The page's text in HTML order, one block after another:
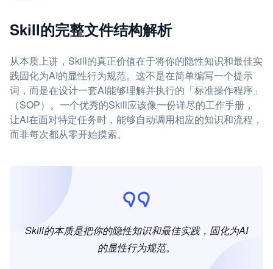
Skill的完整文件结构解析
从本质上讲，Skill的真正价值在于将你的隐性知识和最佳实
践固化为AI的显性行为规范。这不是在简单编写一个提示
词，而是在设计一套AI能够理解并执行的「标准操作程序」
（SOP）。一个优秀的Skill应该像一份详尽的工作手册，
让AI在面对特定任务时，能够自动调用相应的知识和流程，
而非每次都从零开始摸索。
Skill的本质是把你的隐性知识和最佳实践，固化为AI
的显性行为规范。